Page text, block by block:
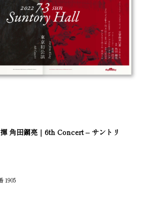
角田鋼亮｜6th Concert – サントリ
1905